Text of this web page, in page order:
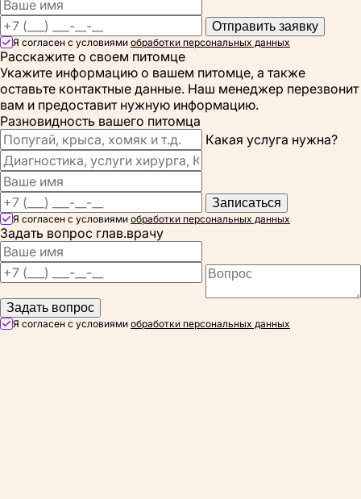
Отправить заявку
Я согласен с условиями обработки персональных данных
Расскажите о своем питомце
Укажите информацию о вашем питомце, а также
оставьте контактные данные. Наш менеджер перезвонит
вам и предоставит нужную информацию.
Разновидность вашего питомца
Какая услуга нужна?
Записаться
Я согласен с условиями обработки персональных данных
Задать вопрос глав.врачу
Задать вопрос
Я согласен с условиями обработки персональных данных